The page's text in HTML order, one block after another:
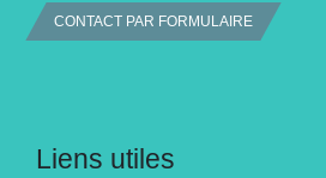
CONTACT PAR FORMULAIRE
Liens utiles